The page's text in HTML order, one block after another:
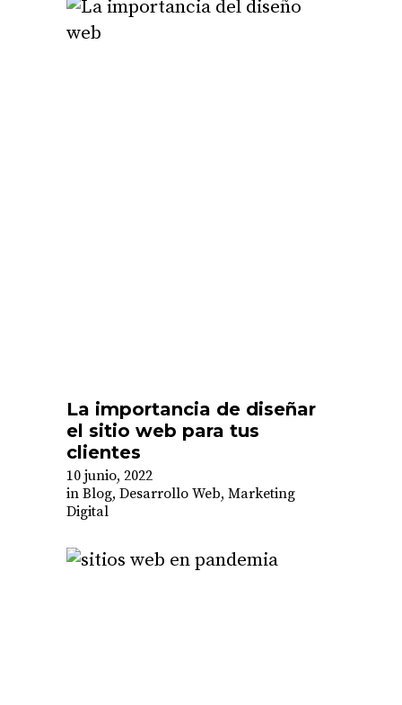
La importancia de diseñar
el sitio web para tus
clientes
10 junio, 2022
in Blog, Desarrollo Web, Marketing
Digital